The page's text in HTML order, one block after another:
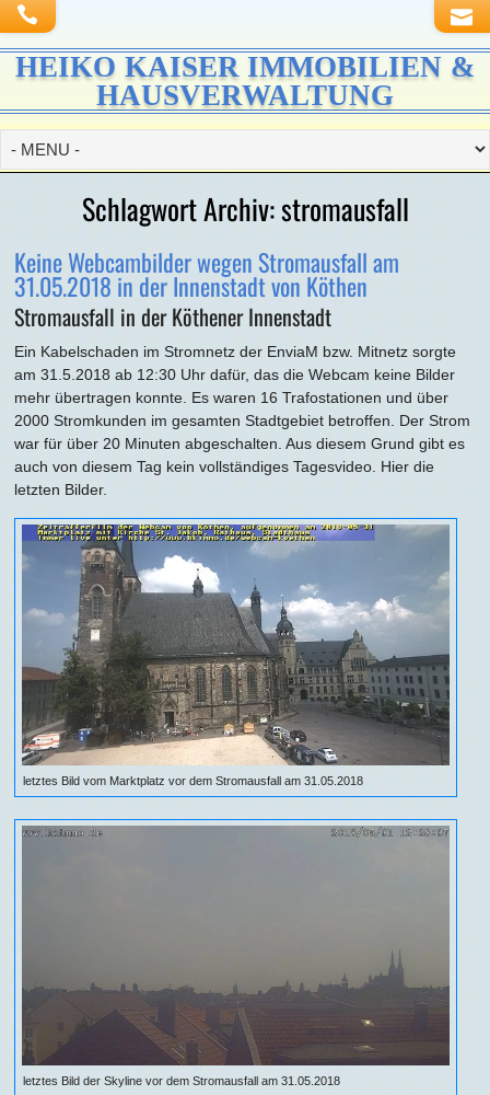
HEIKO KAISER IMMOBILIEN &
HAUSVERWALTUNG
Schlagwort Archiv:stromausfall
Keine Webcambilder wegen Stromausfall am
31.05.2018 in der Innenstadt von Köthen
Stromausfall in der Köthener Innenstadt
Ein Kabelschaden im Stromnetz der EnviaM bzw. Mitnetz sorgte
am 31.5.2018 ab 12:30 Uhr dafür, das die Webcam keine Bilder
mehr übertragen konnte. Es waren 16 Trafostationen und über
2000 Stromkunden im gesamten Stadtgebiet betroffen. Der Strom
war für über 20 Minuten abgeschalten. Aus diesem Grund gibt es
auch von diesem Tag kein vollständiges Tagesvideo. Hier die
letzten Bilder.
letztes Bild vom Marktplatz vor dem Stromausfall am 31.05.2018
letztes Bild der Skyline vor dem Stromausfall am 31.05.2018